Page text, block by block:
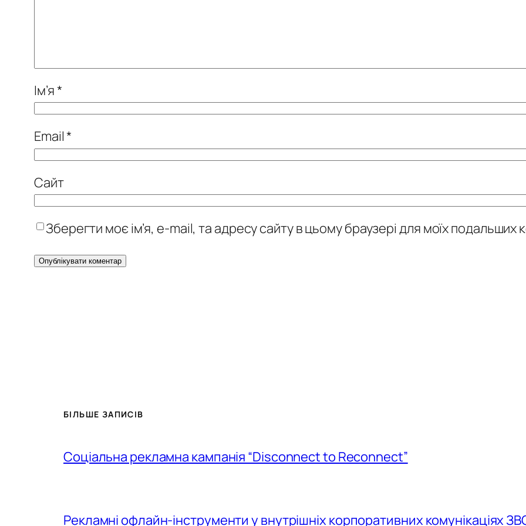
Ім’я*
Email*
Сайт
Зберегти моє ім’я, e-mail, та адресу сайту в цьому браузері для моїх подальших
БІЛЬШЕ ЗАПИСІВ
Соціальна рекламна кампанія “Disconnect to Reconnect”
Рекламні офлайн-інструменти у внутрішніх корпоративних комунікаціях